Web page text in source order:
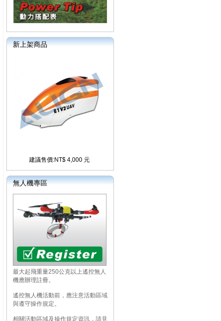
新上架商品
建議售價:NT$ 4,000 元
無人機專區
最大起飛重量250公克以上遙控無人
機應辦理註冊。
遙控無人機活動前，應注意活動區域
與遵守操作規定。
相關活動區域及操作規定資訊，請見